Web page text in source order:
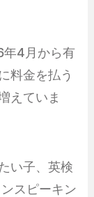
年4月から有
料金を払う
えていま
い子、英検
スピーキン